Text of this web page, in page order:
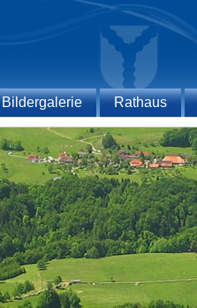
Bildergalerie Rathaus